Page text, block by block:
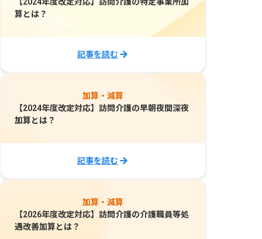
算とは？
記事を読む
加算・減算
【2024年度改定対応】訪問介護の早朝夜間深夜
加算とは？
記事を読む
加算・減算
【2026年度改定対応】訪問介護の介護職員等処
遇改善加算とは？